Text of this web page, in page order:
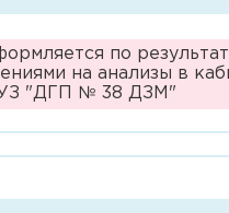
по
на анализы в
"ДГП № 38 ДЗМ"